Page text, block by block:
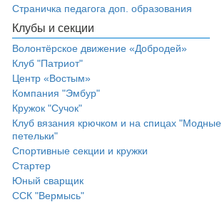
Страничка педагога доп. образования
Клубы и секции
Волонтёрское движение «Добродей»
Клуб "Патриот"
Центр «Востым»
Компания "Эмбур"
Кружок "Сучок"
Клуб вязания крючком и на спицах "Модные
петельки"
Спортивные секции и кружки
Стартер
Юный сварщик
ССК "Вермысь"